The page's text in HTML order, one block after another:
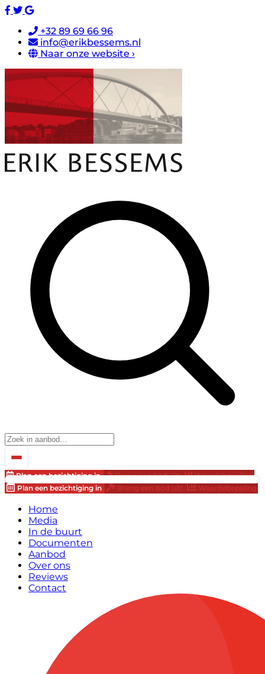
+32 89 69 66 96
info@erikbessems.nl
Naar onze website ›
Plan een bezichtiging in Breng een bod uit!
Waardebepaling
Plan een bezichtiging in
Breng een bod uit! Waardebepaling
Home
Media
In de buurt
Documenten
Aanbod
Over ons
Reviews
Contact